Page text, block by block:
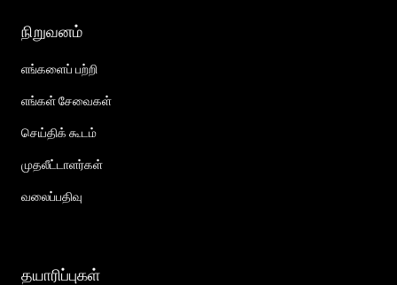
நிறுவனம்
எங்களைப் பற்றி
எங்கள் சேவைகள்
செய்திக் கூடம்
முதலீட்டாளர்கள்
வலைப்பதிவு
தயாரிப்புகள்